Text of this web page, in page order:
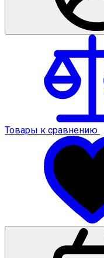
Товары к сравнению